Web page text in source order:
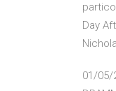
Day
01/05/